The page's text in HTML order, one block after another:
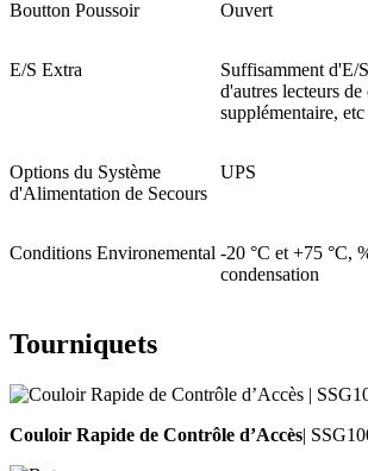
Boutton Poussoir Ouvert
E/S Extra
Suffisamment d'E/
d'autres lecteurs
supplémentaire, etc
Options du Système
d'Alimentation de Secours
UPS
Conditions Environemental -20 °C et +75 °C,
condensation
Tourniquets
Couloir Rapide de Contrôle d’Accès|